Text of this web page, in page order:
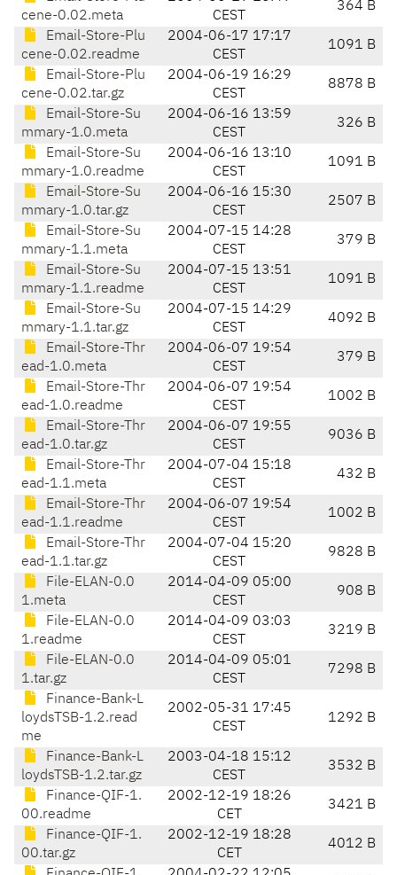
cene-0.02.meta
CEST
364 B
Email-Store-Plu
cene-0.02.readme
2004-06-17 17:17
CEST
1091 B
Email-Store-Plu
cene-0.02.tar.gz
2004-06-19 16:29
CEST
8878 B
Email-Store-Su
mmary-1.0.meta
2004-06-16 13:59
CEST
326 B
Email-Store-Su
mmary-1.0.readme
2004-06-16 13:10
CEST
1091 B
Email-Store-Su
mmary-1.0.tar.gz
2004-06-16 15:30
CEST
2507 B
Email-Store-Su
mmary-1.1.meta
2004-07-15 14:28
CEST
379 B
Email-Store-Su
mmary-1.1.readme
2004-07-15 13:51
CEST
1091 B
Email-Store-Su
mmary-1.1.tar.gz
2004-07-15 14:29
CEST
4092 B
Email-Store-Thr
ead-1.0.meta
2004-06-07 19:54
CEST
379 B
Email-Store-Thr
ead-1.0.readme
2004-06-07 19:54
CEST
1002 B
Email-Store-Thr
ead-1.0.tar.gz
2004-06-07 19:55
CEST
9036 B
Email-Store-Thr
ead-1.1.meta
2004-07-04 15:18
CEST
432 B
Email-Store-Thr
ead-1.1.readme
2004-06-07 19:54
CEST
1002 B
Email-Store-Thr
ead-1.1.tar.gz
2004-07-04 15:20
CEST
9828 B
File-ELAN-0.0
1.meta
2014-04-09 05:00
CEST
908 B
File-ELAN-0.0
1.readme
2014-04-09 03:03
CEST
3219 B
File-ELAN-0.0
1.tar.gz
2014-04-09 05:01
CEST
7298 B
Finance-Bank-L
loydsTSB-1.2.read
me
2002-05-31 17:45
CEST
1292 B
Finance-Bank-L
loydsTSB-1.2.tar.gz
2003-04-18 15:12
CEST
3532 B
Finance-QIF-1.
00.readme
2002-12-19 18:26
CET
3421 B
Finance-QIF-1.
00.tar.gz
2002-12-19 18:28
CET
4012 B